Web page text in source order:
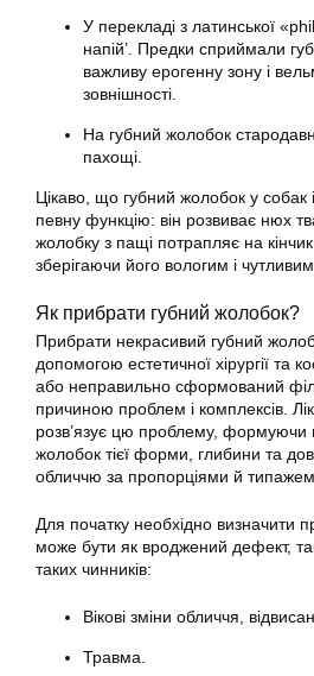
У перекладі з латинської
напій’. Предки сприймали
важливу ерогенну зону і
зовнішності.
На губний жолобок
пахощі.
Цікаво, що губний жолобок у собак
певну функцію: він розвиває нюх
жолобку з пащі потрапляє на
зберігаючи його вологим і
Як прибрати губний жолобок?
Прибрати некрасивий губний
допомогою естетичної хірургії та
або неправильно сформований
причиною проблем і комплексів.
розв’язує цю проблему, формуючи
жолобок тієї форми, глибини та
обличчю за пропорціями й
Для початку необхідно визначити
може бути як вроджений дефект,
таких чинників:
Вікові зміни обличчя,
Травма.